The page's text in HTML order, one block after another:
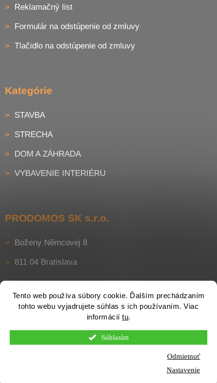
Tento web používa súbory cookie. Ďalším prechádzaním
tohto webu vyjadrujete súhlas s ich používaním. Viac
informácií tu.
Súhlasím
Nastavenie
Odmietnuť
Reklamačný list
Formulár na odstúpenie od zmluvy
Tlačidlo na odstúpenie od zmluvy
Kategórie
STAVBA
STRECHA
DOM A ZÁHRADA
VYBAVENIE INTERIÉRU
PRODOMOS SK s.r.o.
Boženy Němcovej 8
811 04 Bratislava
Vytvoril Shoptet
. Všetky práva vyhradené.